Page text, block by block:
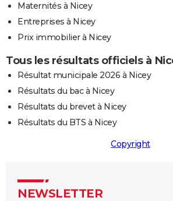
Maternités à Nicey
Entreprises à Nicey
Prix immobilier à Nicey
Tous les résultats officiels à
Résultat municipale 2026 à Nicey
Résultats du bac à Nicey
Résultats du brevet à Nicey
Résultats du BTS à Nicey
Copyright
NEWSLETTER